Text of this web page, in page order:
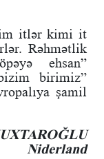
itlər kimi it
Rəhmətlik
ehsan”
birimiz”
şamil
Niderland